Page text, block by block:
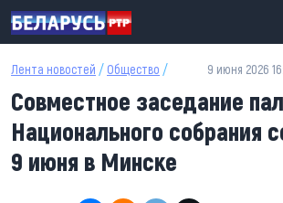
Перейти к основному содержанию
Лента новостей / Общество / 9 июня 2026
Совместное заседание
Национального собрания
9 июня в Минске